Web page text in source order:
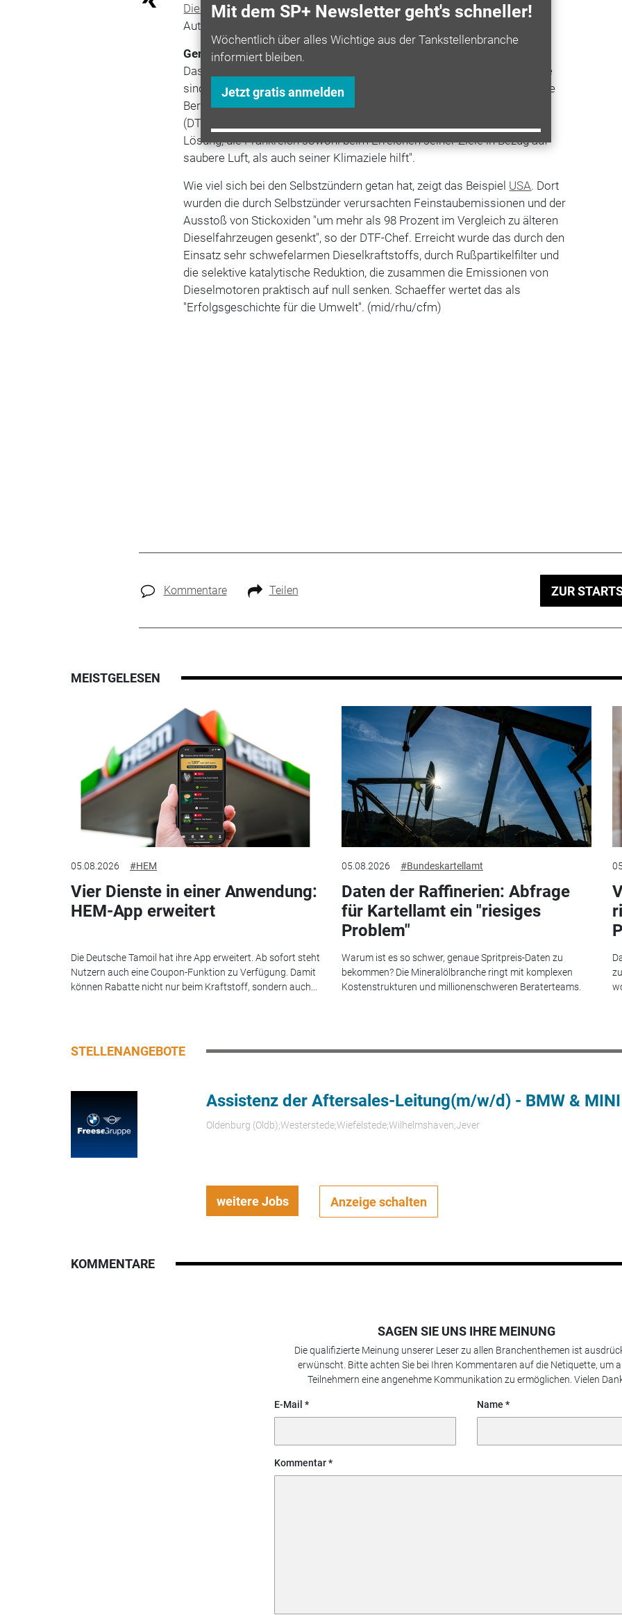
Mit dem SP+ Newsletter geht's schneller!
Wöchentlich über alles Wichtige aus der Tankstellenbranche
informiert bleiben.
Jetzt gratis anmelden
Diesel-LandFrankreichunzählige Fahrzeuge, denn rund 80 Prozent aller
Autos sind dort mit Selbstzündern ausgestattet.
Genügend Möglichkeiten
Dass alte Dieselautos ohne entsprechende Filtertechnik Auslaufmodelle
sind, ist unstrittig. Doch moderne Selbstzünder haben auch weiterhin ihre
Berechtigung, findet Allen Schaeffer, Chef des Diesel Technology Forum
(DTF). Die aktuelle, saubere Dieseltechnologie sei "eine ökologische
Lösung, die Frankreich sowohl beim Erreichen seiner Ziele in Bezug auf
saubere Luft, als auch seiner Klimaziele hilft".
Wie viel sich bei den Selbstzündern getan hat, zeigt das Beispiel USA. Dort
wurden die durch Selbstzünder verursachten Feinstaubemissionen und der
Ausstoß von Stickoxiden "um mehr als 98 Prozent im Vergleich zu älteren
Dieselfahrzeugen gesenkt", so der DTF-Chef. Erreicht wurde das durch den
Einsatz sehr schwefelarmen Dieselkraftstoffs, durch Rußpartikelfilter und
die selektive katalytische Reduktion, die zusammen die Emissionen von
Dieselmotoren praktisch auf null senken. Schaeffer wertet das als
"Erfolgsgeschichte für die Umwelt". (mid/rhu/cfm)
Kommentare Teilen ZUR
MEISTGELESEN
05.08.2026 #HEM
Vier Dienste in einer Anwendung:
HEM-App erweitert
Die Deutsche Tamoil hat ihre App erweitert. Ab sofort steht
Nutzern auch eine Coupon-Funktion zu Verfügung. Damit
können Rabatte nicht nur beim Kraftstoff, sondern auch...
05.08.2026 #Bundeskartellamt
Daten der Raffinerien: Abfrage
für Kartellamt ein "riesiges
Problem"
Warum ist es so schwer, genaue Spritpreis-Daten zu
bekommen? Die Mineralölbranche ringt mit komplexen
Kostenstrukturen und millionenschweren Beraterteams.
STELLENANGEBOTE
Assistenz der Aftersales-Leitung(m/w/d) - BMW & MINI
Oldenburg (Oldb);Westerstede;Wiefelstede;Wilhelmshaven;Jever
weitere Jobs Anzeige schalten
KOMMENTARE
SAGEN SIE UNS IHRE MEINUNG
Die qualifizierte Meinung unserer Leser zu allen Branchenthemen ist
erwünscht. Bitte achten Sie bei Ihren Kommentaren auf die Netiquette, um
Teilnehmern eine angenehme Kommunikation zu ermöglichen. Vielen
E-Mail Name
Kommentar